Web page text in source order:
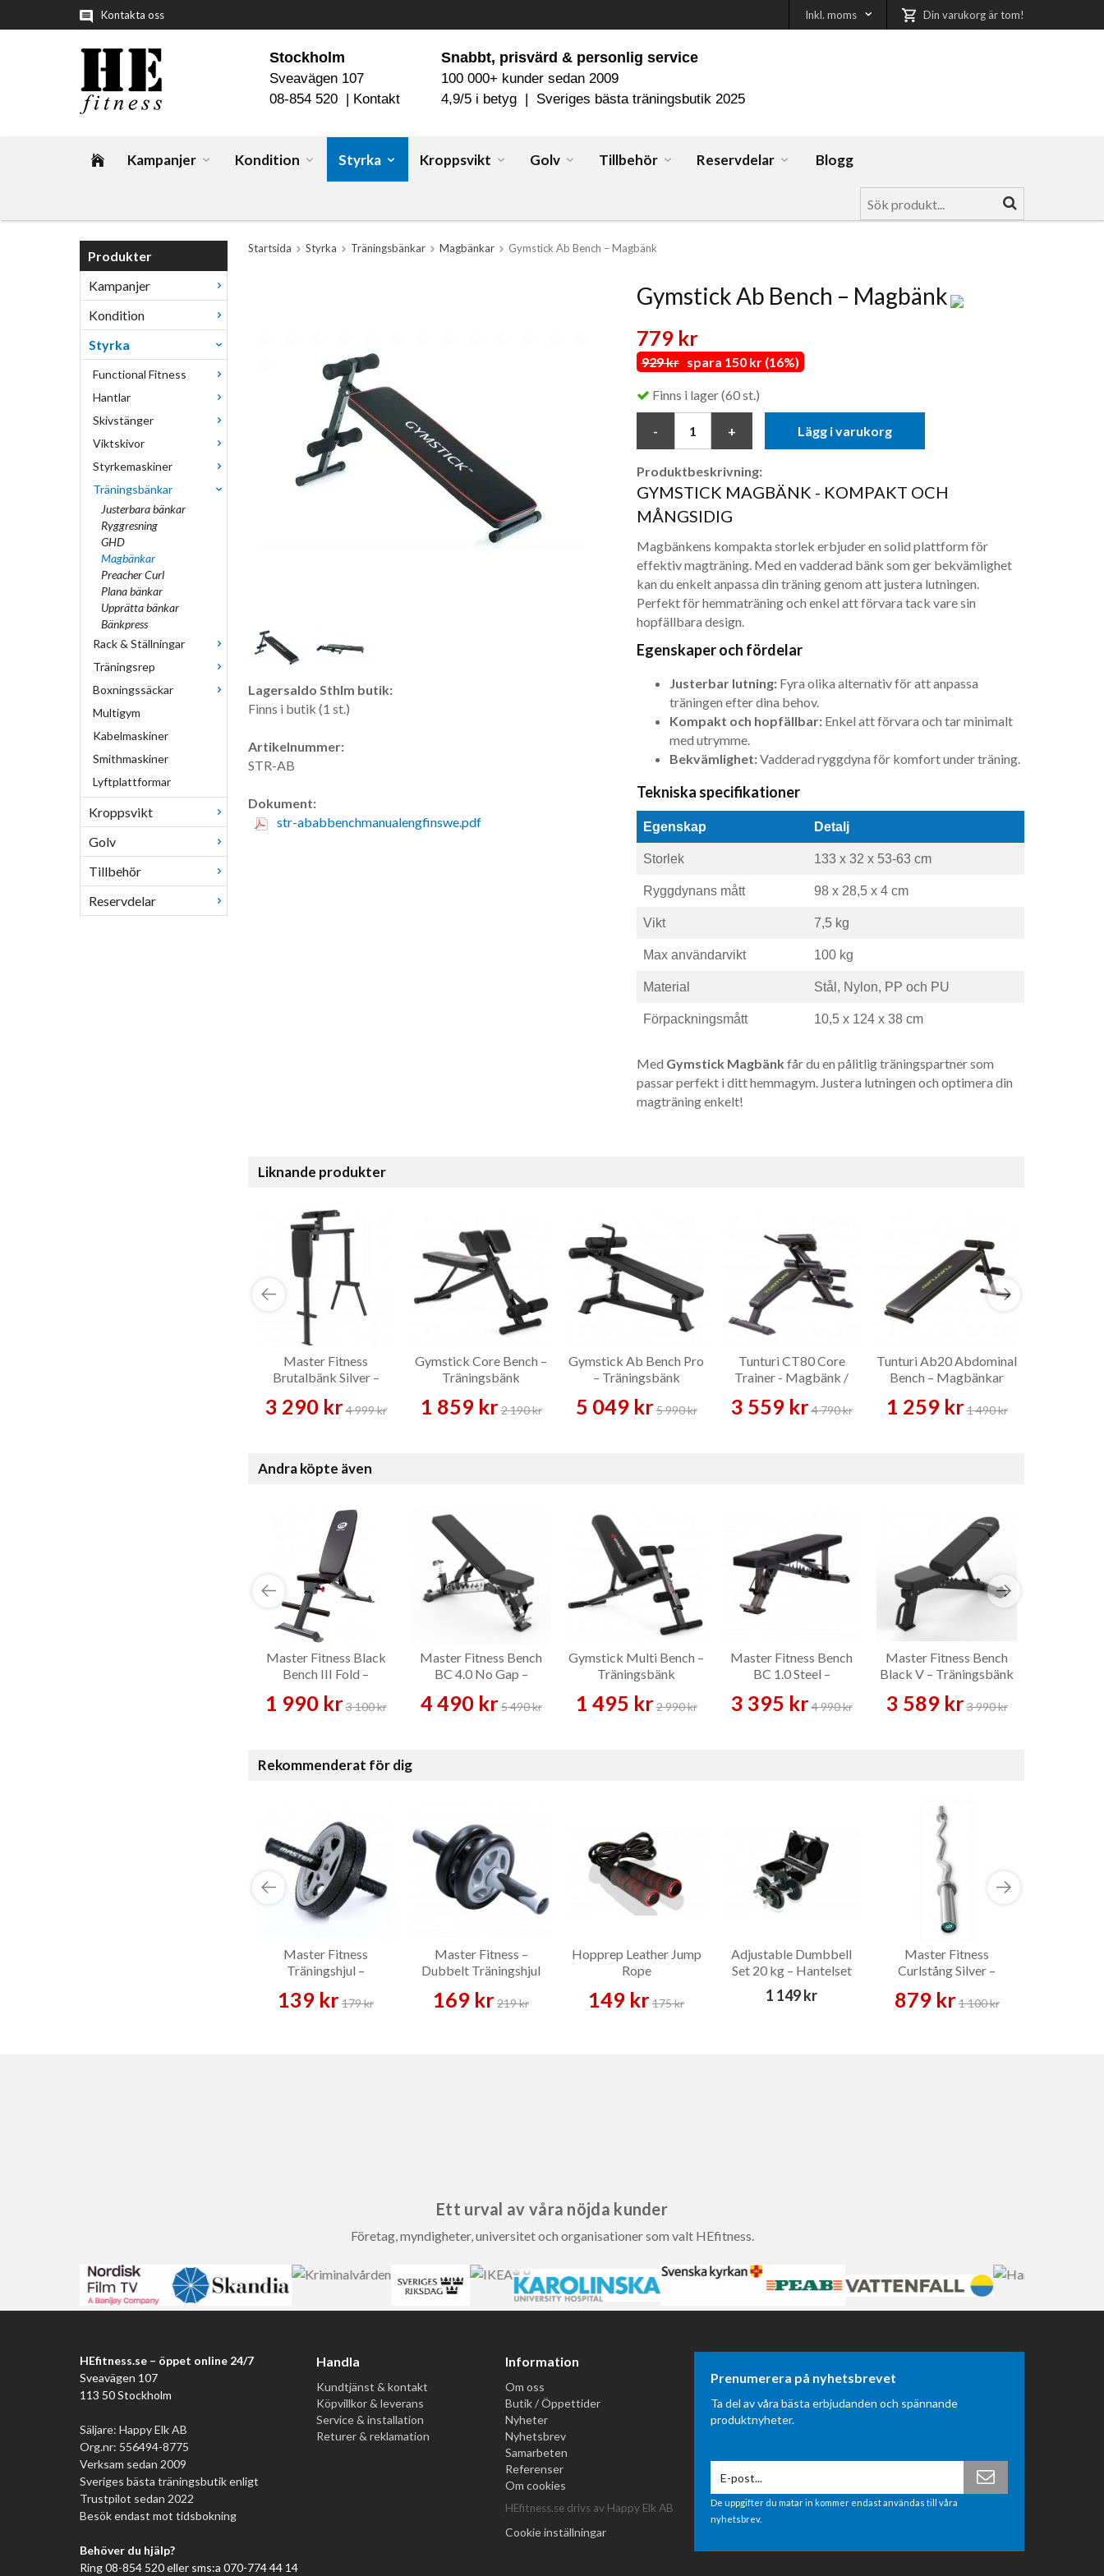
Kontakta oss Inkl. moms Din varukorg är tom!
Snabbt, prisvärd & personlig service
100 000+ kunder sedan 2009
4,9/5 i betyg | Sveriges bästa träningsbutik 2025
Stockholm
Sveavägen 107
08-854 520 | Kontakt
Kampanjer Kondition Styrka Kroppsvikt Golv Tillbehör Reservdelar Blogg
Produkter
Kampanjer
Kondition
Styrka
Functional Fitness
Hantlar
Skivstänger
Viktskivor
Styrkemaskiner
Träningsbänkar
Justerbara bänkar
Ryggresning
GHD
Magbänkar
Preacher Curl
Plana bänkar
Upprätta bänkar
Bänkpress
Rack & Ställningar
Träningsrep
Boxningssäckar
Multigym
Kabelmaskiner
Smithmaskiner
Lyftplattformar
Kroppsvikt
Golv
Tillbehör
Reservdelar
Startsida Styrka Träningsbänkar Magbänkar Gymstick Ab Bench – Magbänk
Gymstick Ab Bench – Magbänk
779 kr
929 krspara 150 kr (16%)
Finns i lager (60 st.)
Lägg i varukorg
Produktbeskrivning:
GYMSTICK MAGBÄNK - KOMPAKT OCH
MÅNGSIDIG
Magbänkens kompakta storlek erbjuder en solid plattform för
effektiv magträning. Med en vadderad bänk som ger bekvämlighet
kan du enkelt anpassa din träning genom att justera lutningen.
Perfekt för hemmaträning och enkel att förvara tack vare sin
hopfällbara design.
Egenskaper och fördelar
Justerbar lutning:Fyra olika alternativ för att anpassa
träningen efter dina behov.
Kompakt och hopfällbar:Enkel att förvara och tar minimalt
med utrymme.
Bekvämlighet:Vadderad ryggdyna för komfort under träning.
Tekniska specifikationer
Egenskap Detalj
Storlek 133 x 32 x 53-63 cm
Ryggdynans mått 98 x 28,5 x 4 cm
Vikt 7,5 kg
Max användarvikt 100 kg
Material Stål, Nylon, PP och PU
Förpackningsmått 10,5 x 124 x 38 cm
Med Gymstick Magbänk får du en pålitlig träningspartner som
passar perfekt i ditt hemmagym. Justera lutningen och optimera din
magträning enkelt!
Lagersaldo Sthlm butik:
Finns i butik (1 st.)
Artikelnummer:
STR-AB
Dokument:
str-ababbenchmanualengfinswe.pdf
Liknande produkter
Master Fitness
Brutalbänk Silver –
3 290 kr4 999 kr
Gymstick Core Bench –
Träningsbänk
1 859 kr2 190 kr
Gymstick Ab Bench Pro
– Träningsbänk
5 049 kr5 990 kr
Tunturi CT80 Core
Trainer - Magbänk /
3 559 kr4 790 kr
Tunturi Ab20 Abdominal
Bench – Magbänkar
1 259 kr1 490 kr
Andra köpte även
Master Fitness Black
Bench III Fold –
1 990 kr3 100 kr
Master Fitness Bench
BC 4.0 No Gap –
4 490 kr5 490 kr
Gymstick Multi Bench –
Träningsbänk
1 495 kr2 990 kr
Master Fitness Bench
BC 1.0 Steel –
3 395 kr4 990 kr
Master Fitness Bench
Black V – Träningsbänk
3 589 kr3 990 kr
Rekommenderat för dig
Master Fitness
Träningshjul –
139 kr179 kr
Master Fitness –
Dubbelt Träningshjul
169 kr219 kr
Hopprep Leather Jump
Rope
149 kr175 kr
Adjustable Dumbbell
Set 20 kg – Hantelset
1 149 kr
Master Fitness
Curlstång Silver –
879 kr1 100 kr
Ett urval av våra nöjda kunder
Företag, myndigheter, universitet och organisationer som valt HEfitness.
HEfitness.se – öppet online 24/7
Sveavägen 107
113 50 Stockholm
Säljare: Happy Elk AB
Org.nr: 556494-8775
Verksam sedan 2009
Sveriges bästa träningsbutik enligt
Trustpilot sedan 2022
Besök endast mot tidsbokning
Behöver du hjälp?
Ring 08-854 520 eller sms:a 070-774 44 14
Handla
Kundtjänst & kontakt
Köpvillkor & leverans
Service & installation
Returer & reklamation
Information
Om oss
Butik / Öppettider
Nyheter
Nyhetsbrev
Samarbeten
Referenser
Om cookies
HEfitness.se drivs av Happy Elk AB
Cookie inställningar
Prenumerera på nyhetsbrevet
Ta del av våra bästa erbjudanden och spännande
produktnyheter.
De uppgifter du matar in kommer endast användas till våra
nyhetsbrev.